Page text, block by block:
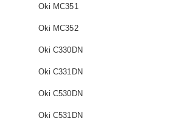
Oki MC351
Oki MC352
Oki C330DN
Oki C331DN
Oki C530DN
Oki C531DN